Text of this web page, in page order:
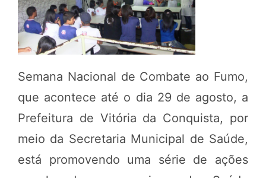
Semana Nacional de Combate ao Fumo,
que acontece até o dia 29 de agosto, a
Prefeitura de Vitória da Conquista, por
meio da Secretaria Municipal de Saúde,
está promovendo uma série de ações